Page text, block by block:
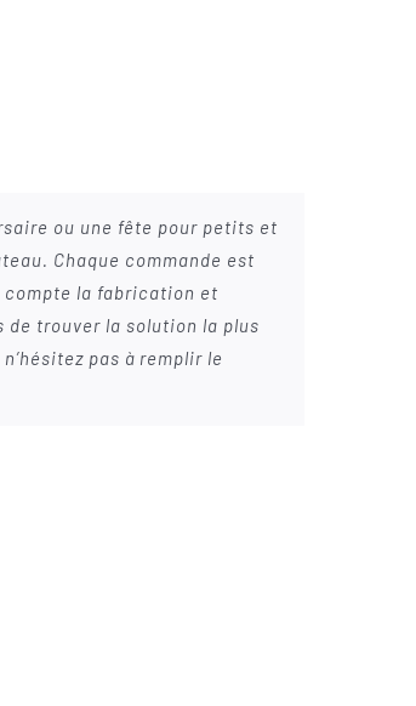
ou une fête pour petits et
Chaque commande est
compte la fabrication et
de trouver la solution la plus
pas à remplir le